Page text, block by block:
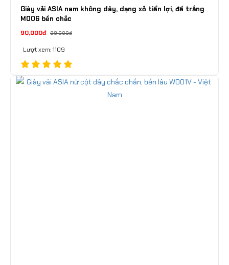
Giày vải ASIA nam không dây, dạng xỏ tiển lợi, đế trắng
M006 bền chắc
90,000đ 99,000đ
Lượt xem: 1109